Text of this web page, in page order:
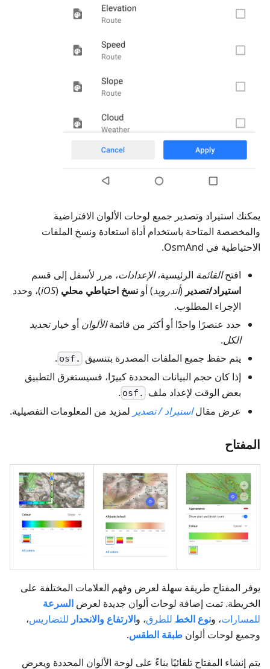
يمكنك استيراد وتصدير جميع لوحات الألوان الافتراضية
والمخصصة المتاحة باستخدام أداة استعادة ونسخ الملفات
الاحتياطية في OsmAnd.
افتحالقائمة الرئيسية،الإعدادات، مرر لأسفل إلى قسم
استيراد/تصدير (أندرويد) أو نسخ احتياطي محلي (
iOS)، وحدد
الإجراء المطلوب.
حدد عنصرًا واحدًا أو أكثر من قائمةالألوان أو خيارتحديد
الكل.
يتم حفظ جميع الملفات المصدرة بتنسيق
.osf
.
إذا كان حجم البيانات المحددة كبيرًا، فسيستغرق التطبيق
بعض الوقت لإعداد ملف
.osf
.
عرض مقالاستيراد / تصدير لمزيد من المعلومات التفصيلية.
المفتاح
يوفر المفتاح طريقة سهلة لعرض وفهم العلامات المختلفة على
الخريطة. تمت إضافة لوحات ألوان جديدة لعرض السرعة
للمسارات، ونوع الخط للطرق، والارتفاع والانحدار للتضاريس،
وجميع لوحات ألوان طبقة الطقس.
يتم إنشاء المفتاح تلقائيًا بناءً على لوحة الألوان المحددة ويعرض